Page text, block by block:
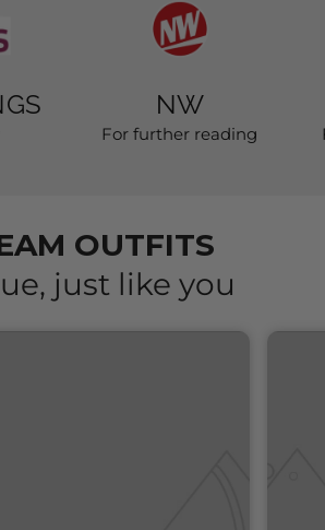
NW
For further reading
OUTFITS
just like you